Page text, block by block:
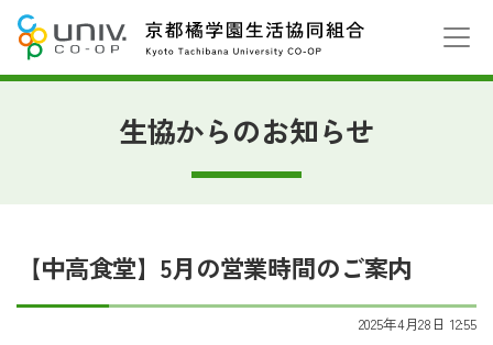
生協からのお知らせ
【中高食堂】5月の営業時間のご案内
2025年4月28日 12:55